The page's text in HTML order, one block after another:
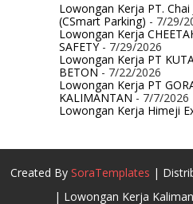
Lowongan Kerja PT.
(CSmart Parking) - 7/29/
Lowongan Kerja
SAFETY- 7/29/2026
Lowongan Kerja PT
BETON- 7/22/2026
Lowongan Kerja PT
KALIMANTAN- 7/7/2026
Lowongan Kerja Himeji
Created By SoraTemplates |
| Lowongan Kerja